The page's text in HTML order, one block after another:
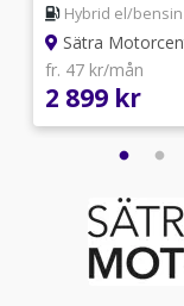
Hybrid el/bensin
Sätra
fr. 47 kr/mån
2 899 kr